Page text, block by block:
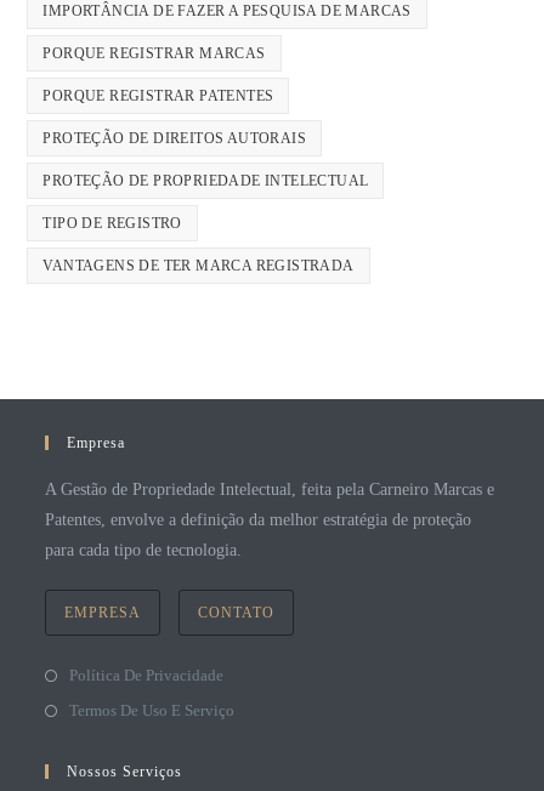
IMPORTÂNCIA DE FAZER A PESQUISA DE MARCAS
PORQUE REGISTRAR MARCAS
PORQUE REGISTRAR PATENTES
PROTEÇÃO DE DIREITOS AUTORAIS
PROTEÇÃO DE PROPRIEDADE INTELECTUAL
TIPO DE REGISTRO
VANTAGENS DE TER MARCA REGISTRADA
Empresa
A Gestão de Propriedade Intelectual, feita pela Carneiro Marcas e
Patentes, envolve a definição da melhor estratégia de proteção
para cada tipo de tecnologia.
EMPRESA CONTATO
Política De Privacidade
Termos De Uso E Serviço
Nossos Serviços